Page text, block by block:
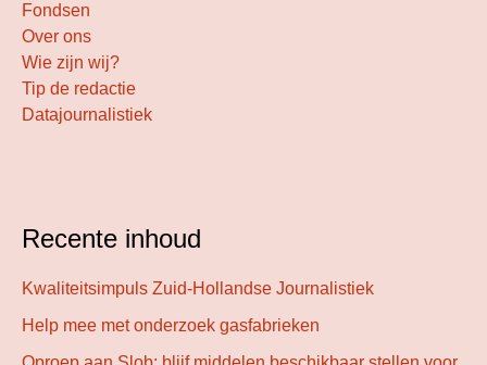
Fondsen
Over ons
Wie zijn wij?
Tip de redactie
Datajournalistiek
Recente inhoud
Kwaliteitsimpuls Zuid-Hollandse Journalistiek
Help mee met onderzoek gasfabrieken